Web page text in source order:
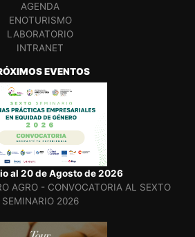
AGENDA
ENOTURISMO
LABORATORIO
INTRANET
EVENTOS
al 20 de Agosto de 2026
AGRO - CONVOCATORIA AL SEXTO
SEMINARIO 2026